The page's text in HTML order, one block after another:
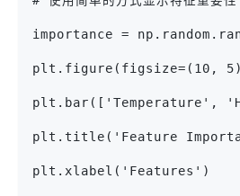
importance =
plt.figure(figsize=(10,
plt.bar(['Temperature',
plt.title('Feature
plt.xlabel('Features')